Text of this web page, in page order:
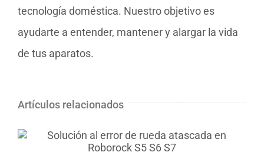
tecnología doméstica. Nuestro objetivo es
ayudarte a entender, mantener y alargar la vida
de tus aparatos.
Artículos relacionados